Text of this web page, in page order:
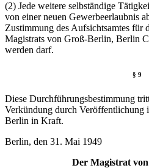
(2) Jede weitere selbständige
von einer neuen Gewerbeerlaubnis
Zustimmung des Aufsichtsamtes für
Magistrats von Groß-Berlin, Berlin
werden darf.
§ 9
Diese Durchführungsbestimmung
Verkündung durch Veröffentlichung
Berlin in Kraft.
Berlin, den 31. Mai 1949
Der Magistrat